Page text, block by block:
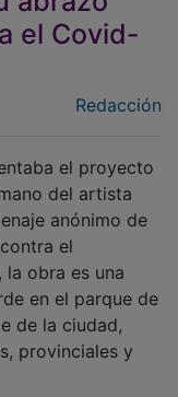
el Covid-
del artista
anónimo de
el
obra es una
en el parque de
de la ciudad,
provinciales y